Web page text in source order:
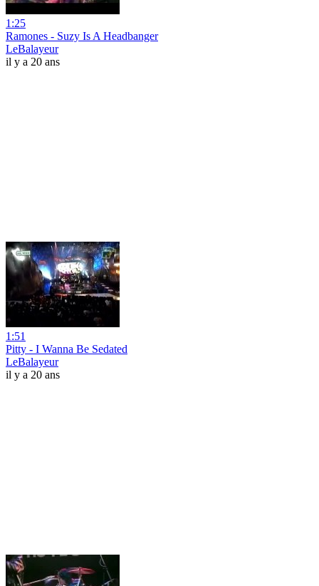
1:25
Ramones - Suzy Is A Headbanger
LeBalayeur
il y a 20 ans
1:51
Pitty - I Wanna Be Sedated
LeBalayeur
il y a 20 ans